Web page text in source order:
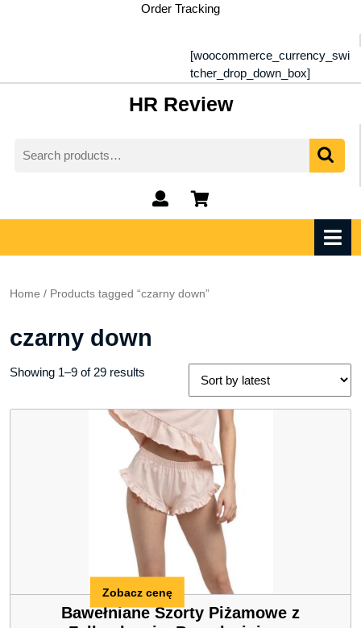
Order Tracking
[woocommerce_currency_swi
tcher_drop_down_box]
HR Review
for:
My
Account
shopping
cart
Home / Products tagged “czarny down”
czarny down
Showing 1–9 of 29 results
Bawełniane Szorty Piżamowe z
Zobacz cenę